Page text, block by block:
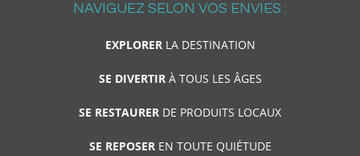
NAVIGUEZ SELON VOS ENVIES :
EXPLORERLA DESTINATION
SE DIVERTIRÀ TOUS LES ÂGES
SE RESTAURER DE PRODUITS LOCAUX
SE REPOSEREN TOUTE QUIÉTUDE